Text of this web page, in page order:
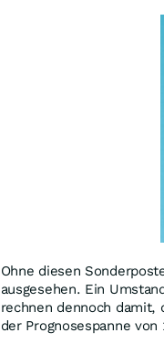
Ohne diesen
ausgesehen. Ein
rechnen dennoch damit,
der Prognosespanne